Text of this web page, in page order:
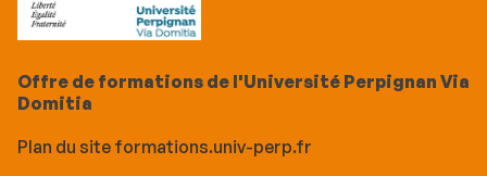
Offre de formations de l'Université Perpignan Via
Domitia
Plan du site formations.univ-perp.fr